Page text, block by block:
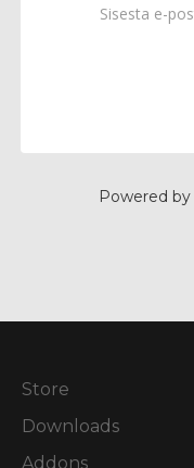
Powered by
Store
Downloads
Addons